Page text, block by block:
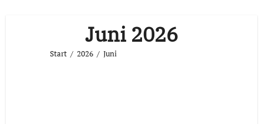
Juni 2026
Start 2026 Juni